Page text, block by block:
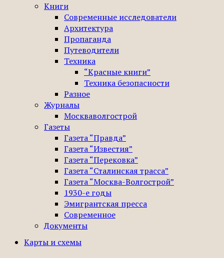
Книги
Современные исследователи
Архитектура
Пропаганда
Путеводители
Техника
“Красные книги”
Техника безопасности
Разное
Журналы
Москваволгострой
Газеты
Газета “Правда”
Газета “Известия”
Газета “Перековка”
Газета “Сталинская трасса”
Газета “Москва-Волгострой”
1930-е годы
Эмигрантская пресса
Современное
Документы
Карты и схемы